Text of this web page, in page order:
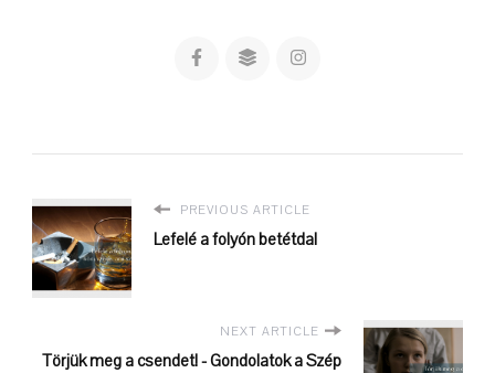
PREVIOUS ARTICLE
Lefelé a folyón betétdal
NEXT ARTICLE
Törjük meg a csendet! - Gondolatok a Szép